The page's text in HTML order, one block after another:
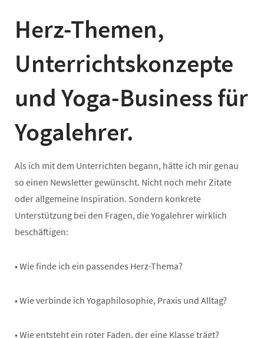
Herz-Themen,
Unterrichtskonzepte
und Yoga-Business für
Yogalehrer.
Als ich mit dem Unterrichten begann, hätte ich mir genau
so einen Newsletter gewünscht. Nicht noch mehr Zitate
oder allgemeine Inspiration. Sondern konkrete
Unterstützung bei den Fragen, die Yogalehrer wirklich
beschäftigen:
• Wie finde ich ein passendes Herz-Thema?
• Wie verbinde ich Yogaphilosophie, Praxis und Alltag?
• Wie entsteht ein roter Faden, der eine Klasse trägt?